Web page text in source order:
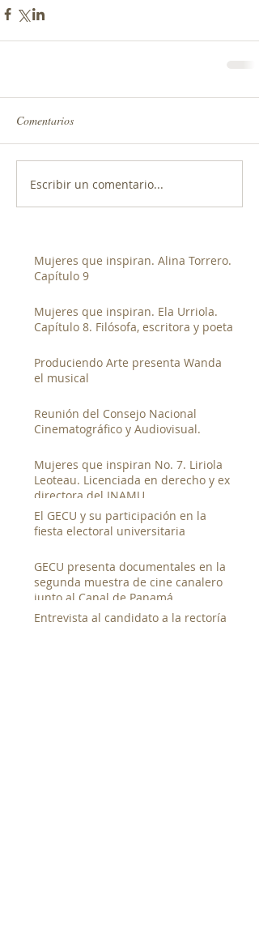
Comentarios
Escribir un comentario...
Mujeres que inspiran. Alina Torrero.
Capítulo 9
Mujeres que inspiran. Ela Urriola.
Capítulo 8. Filósofa, escritora y poeta
Produciendo Arte presenta Wanda
el musical
Reunión del Consejo Nacional
Cinematográfico y Audiovisual.
Mujeres que inspiran No. 7. Liriola
Leoteau. Licenciada en derecho y ex
directora del INAMU
El GECU y su participación en la
fiesta electoral universitaria
GECU presenta documentales en la
segunda muestra de cine canalero
junto al Canal de Panamá
Entrevista al candidato a la rectoría